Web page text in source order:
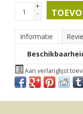
+
-
Informatie
Aan verlanglijst